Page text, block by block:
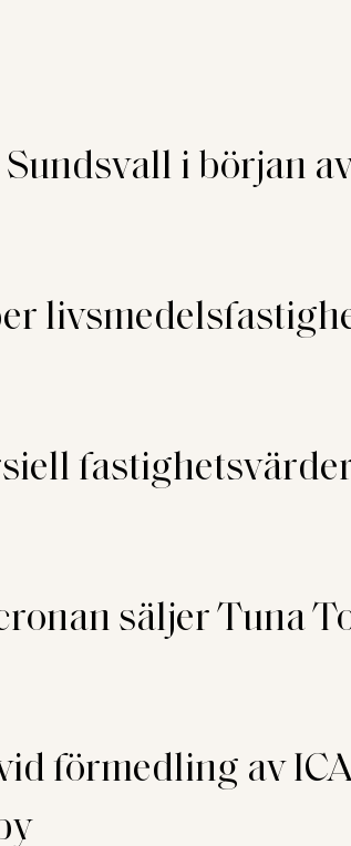
i början
säljer Tuna
förmedling av